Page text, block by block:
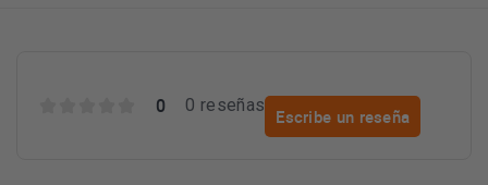
0 0 reseñas
Escribe un reseña